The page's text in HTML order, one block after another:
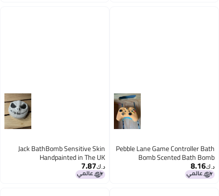
Pebble Lane Game
Bomb
Jack BathBomb Sensitive Skin
Handpainted in The UK